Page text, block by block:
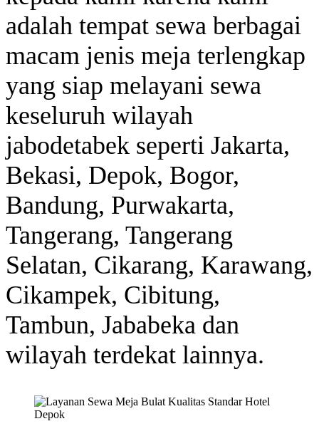
adalah tempat sewa berbagai
macam jenis meja terlengkap
yang siap melayani sewa
keseluruh wilayah
jabodetabek seperti Jakarta,
Bekasi, Depok, Bogor,
Bandung, Purwakarta,
Tangerang, Tangerang
Selatan, Cikarang, Karawang,
Cikampek, Cibitung,
Tambun, Jababeka dan
wilayah terdekat lainnya.